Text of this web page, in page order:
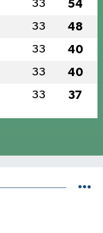
33 54
33 48
33 40
33 40
33 37